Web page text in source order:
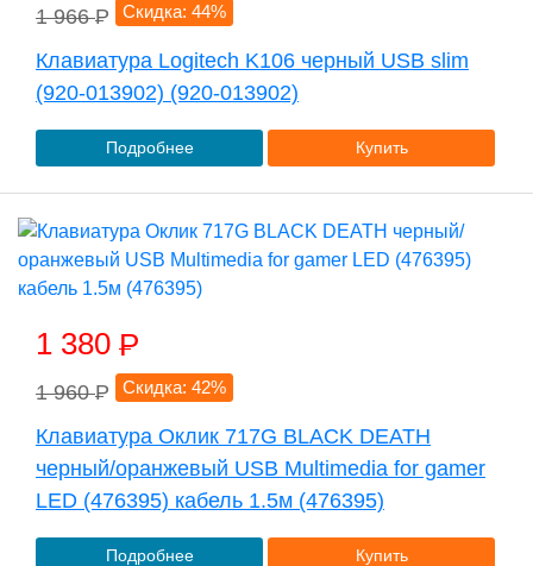
1 966P Скидка: 44%
Клавиатура Logitech K106 черный USB slim
(920-013902) (920-013902)
Подробнее Купить
1 380 P
1 960P Скидка: 42%
Клавиатура Оклик 717G BLACK DEATH
черный/оранжевый USB Multimedia for gamer
LED (476395) кабель 1.5м (476395)
Подробнее Купить